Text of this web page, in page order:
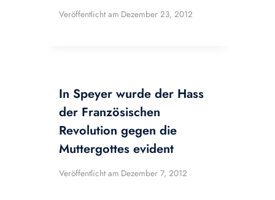
Veröffentlicht am Dezember 23, 2012
In Speyer wurde der Hass
der Französischen
Revolution gegen die
Muttergottes evident
Veröffentlicht am Dezember 7, 2012